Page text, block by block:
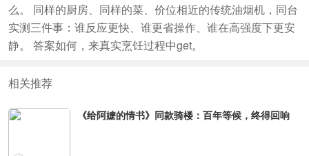
么。 同样的厨房、同样的菜、价位相近的传统油烟机，同台
实测三件事：谁反应更快、谁更省操作、谁在高强度下更安
静。 答案如何，来真实烹饪过程中get。
相关推荐
《给阿嬷的情书》同款骑楼：百年等候，终得回响